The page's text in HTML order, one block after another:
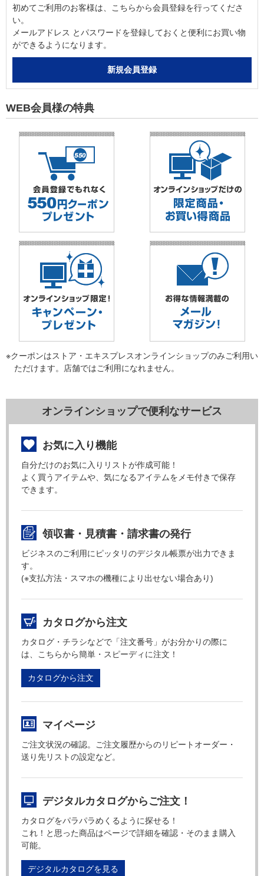
初めてご利用のお客様は、こちらから会員登録を行ってくださ
い。
メールアドレス とパスワードを登録しておくと便利にお買い物
ができるようになります。
WEB会員様の特典
※クーポンはストア・エキスプレスオンラインショップのみご利用い
ただけます。店舗ではご利用になれません。
オンラインショップで便利なサービス
お気に入り機能
自分だけのお気に入りリストが作成可能！
よく買うアイテムや、気になるアイテムをメモ付きで保存
できます。
領収書・見積書・請求書の発行
ビジネスのご利用にピッタリのデジタル帳票が出力できま
す。
(※支払方法・スマホの機種により出せない場合あり)
カタログから注文
カタログ・チラシなどで「注文番号」がお分かりの際に
は、こちらから簡単・スピーディに注文！
カタログから注文
マイページ
ご注文状況の確認。ご注文履歴からのリピートオーダー・
送り先リストの設定など。
デジタルカタログからご注文！
カタログをパラパラめくるように探せる！
これ！と思った商品はページで詳細を確認・そのまま購入
可能。
デジタルカタログを見る